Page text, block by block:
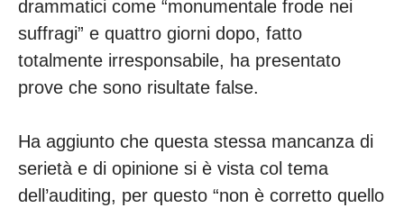
drammatici come “monumentale frode nei
suffragi” e quattro giorni dopo, fatto
totalmente irresponsabile, ha presentato
prove che sono risultate false.
Ha aggiunto che questa stessa mancanza di
serietà e di opinione si è vista col tema
dell’auditing, per questo “non è corretto quello